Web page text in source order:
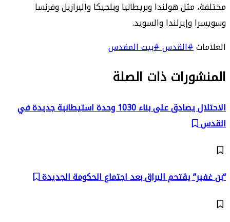
مختلفة، مثل هولندا وبريطانيا وبلجيكا والبرازيل وفرنسا
وسويسرا وإيرلندا والسويد.
العلامات#القدس#بيت المقدس
المنشورات ذات الصلة
الاحتلال يصادق على بناء 1030 وحدة استيطانية جديدة في
القدس
“بن غفير” يقتحم البراق بعد اجتماع الحكومة الجديدة